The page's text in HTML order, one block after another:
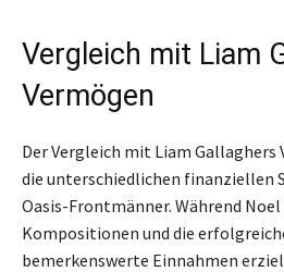
Vergleich mit Liam
Vermögen
Der Vergleich mit Liam
die unterschiedlichen finanziellen
Oasis-Frontmänner. Während
Kompositionen und die
bemerkenswerte Einnahmen